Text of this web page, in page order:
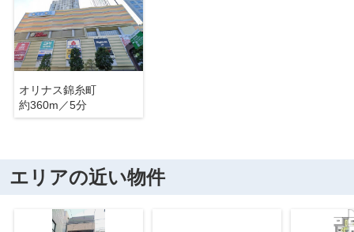
オリナス錦糸町
約360m／5分
エリアの近い物件